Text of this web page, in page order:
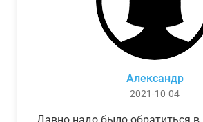
Александр
2021-10-04